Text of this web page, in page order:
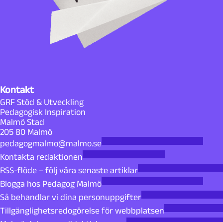
Kontakt
GRF Stöd & Utveckling
Pedagogisk Inspiration
Malmö Stad
205 80 Malmö
pedagogmalmo@malmo.se
Kontakta redaktionen
RSS-flöde – följ våra senaste artiklar
Blogga hos Pedagog Malmö
Så behandlar vi dina personuppgifter
Tillgänglighetsredogörelse för webbplatsen